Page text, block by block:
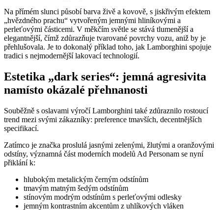
Na přímém slunci působí barva živě a kovově, s jiskřivým efektem
„hvězdného prachu“ vytvořeným jemnými hliníkovými a
perleťovými částicemi. V měkčím světle se stává tlumenější a
elegantnější, čímž zdůrazňuje tvarované povrchy vozu, aniž by je
přehlušovala. Je to dokonalý příklad toho, jak Lamborghini spojuje
tradici s nejmodernější lakovací technologií.
Estetika „dark series“: jemná agresivita
namísto okázalé přehnanosti
Souběžně s oslavami výročí Lamborghini také zdůraznilo rostoucí
trend mezi svými zákazníky: preference tmavších, decentnějších
specifikací.
Zatímco je značka proslulá jasnými zelenými, žlutými a oranžovými
odstíny, významná část moderních modelů Ad Personam se nyní
přiklání k:
hlubokým metalickým černým odstínům
tmavým matným šedým odstínům
stínovým modrým odstínům s perleťovými odlesky
jemným kontrastním akcentům z uhlíkových vláken